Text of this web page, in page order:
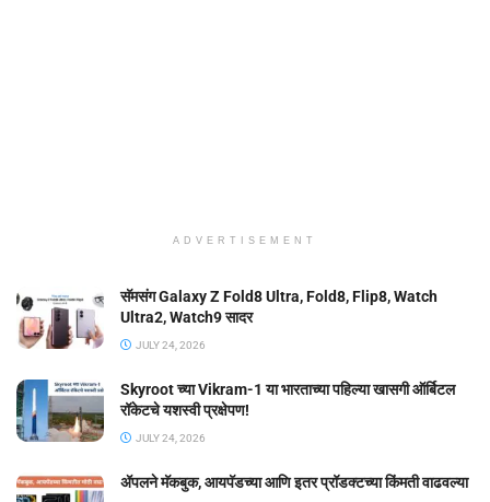
ADVERTISEMENT
सॅमसंग Galaxy Z Fold8 Ultra, Fold8, Flip8, Watch
Ultra2, Watch9 सादर
JULY 24, 2026
Skyroot च्या Vikram-1 या भारताच्या पहिल्या खासगी ऑर्बिटल
रॉकेटचे यशस्वी प्रक्षेपण!
JULY 24, 2026
ॲपलने मॅकबुक, आयपॅडच्या आणि इतर प्रॉडक्टच्या किंमती वाढवल्या